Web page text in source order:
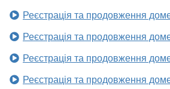
Реєстрація та продовження
Реєстрація та продовження
Реєстрація та продовження
Реєстрація та продовження